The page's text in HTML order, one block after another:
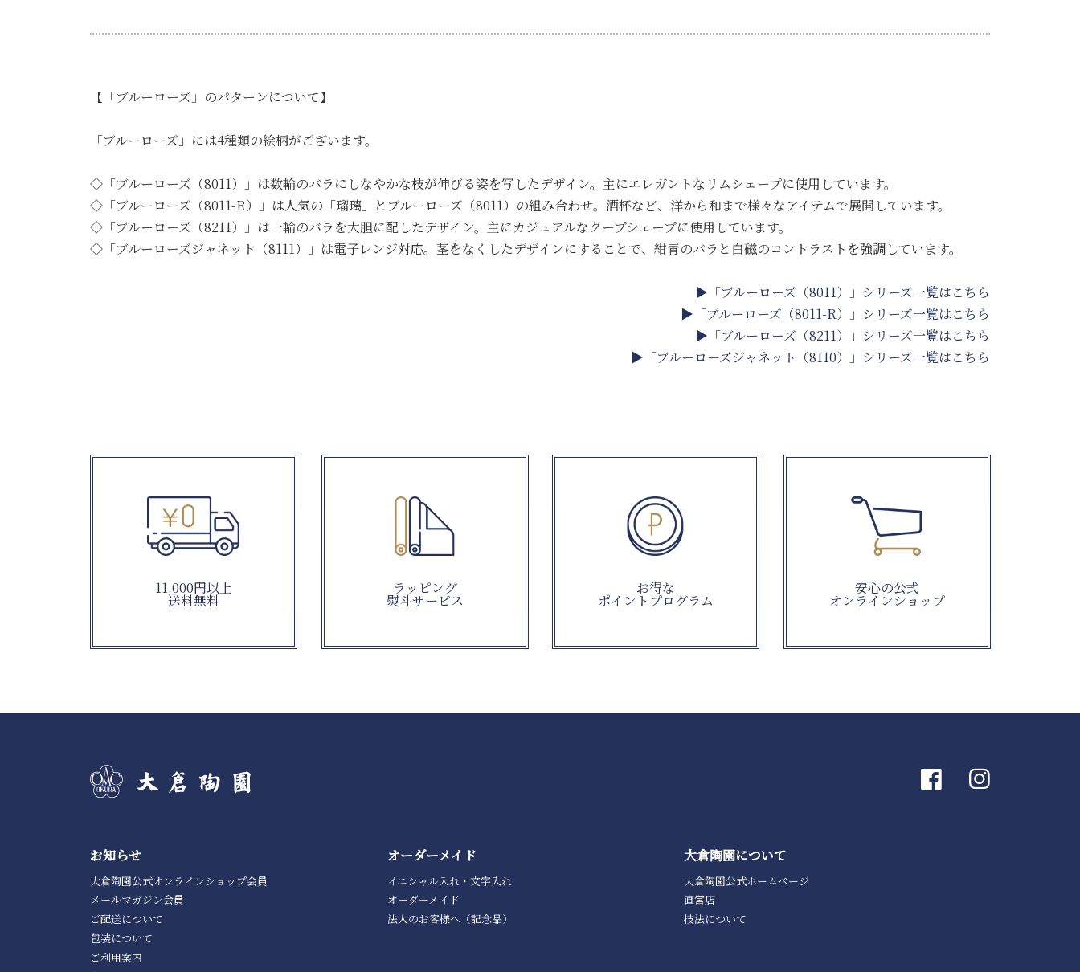
【「ブルーローズ」のパターンについて】
「ブルーローズ」には4種類の絵柄がございます。
◇「ブルーローズ（8011）」は数輪のバラにしなやかな枝が伸びる姿を写したデザイン。主にエレガントなリムシェープに使用しています。
◇「ブルーローズ（8011-R）」は人気の「瑠璃」とブルーローズ（8011）の組み合わせ。酒杯など、洋から和まで様々なアイテムで展開しています。
◇「ブルーローズ（8211）」は一輪のバラを大胆に配したデザイン。主にカジュアルなクープシェープに使用しています。
◇「ブルーローズジャネット（8111）」は電子レンジ対応。茎をなくしたデザインにすることで、紺青のバラと白磁のコントラストを強調しています。
▶「ブルーローズ（8011）」シリーズ一覧はこちら
▶「ブルーローズ（8011-R）」シリーズ一覧はこちら
▶「ブルーローズ（8211）」シリーズ一覧はこちら
▶「ブルーローズジャネット（8110）」シリーズ一覧はこちら
11,000円以上
送料無料
ラッピング
熨斗サービス
お得な
ポイントプログラム
安心の公式
オンラインショップ
お知らせ
大倉陶園公式オンラインショップ会員
メールマガジン会員
ご配送について
包装について
ご利用案内
オーダーメイド
イニシャル入れ・文字入れ
オーダーメイド
法人のお客様へ（記念品）
大倉陶園について
大倉陶園公式ホームページ
直営店
技法について